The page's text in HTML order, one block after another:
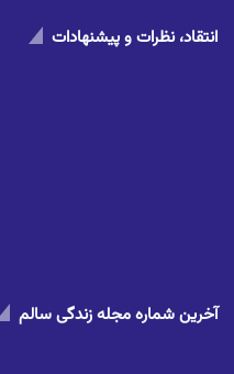
انتقاد، نظرات و پیشنهادات
آخرین شماره مجله زندگی سالم